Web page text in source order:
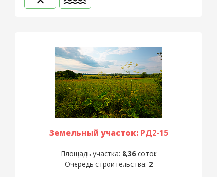
Земельный участок: РД2-15
Площадь участка: 8,36соток
Очередь строительства: 2